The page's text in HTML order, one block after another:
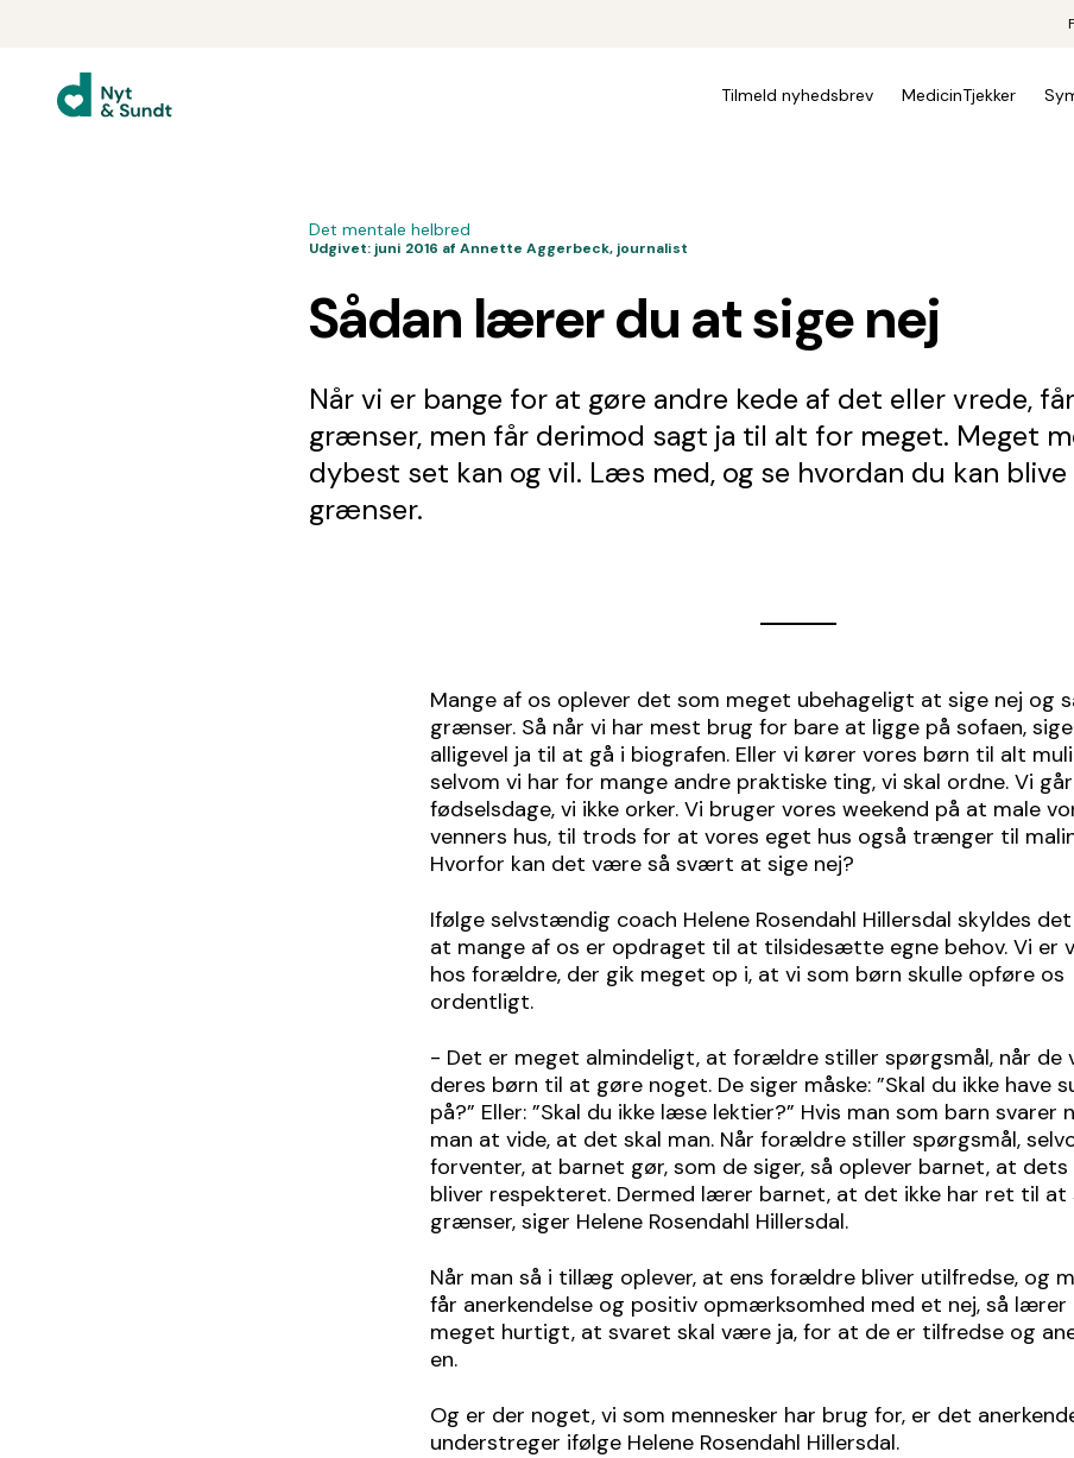
Tilmeld nyhedsbrev MedicinTjekker
Det mentale helbred
Udgivet: juni 2016 af Annette Aggerbeck, journalist
Sådan lærer du at sige nej
Når vi er bange for at gøre andre kede af det eller vrede,
grænser, men får derimod sagt ja til alt for meget. Meget
dybest set kan og vil. Læs med, og se hvordan du kan
grænser.
Mange af os oplever det som meget ubehageligt at sige nej og
grænser. Så når vi har mest brug for bare at ligge på sofaen,
alligevel ja til at gå i biografen. Eller vi kører vores børn til alt
selvom vi har for mange andre praktiske ting, vi skal ordne. Vi
fødselsdage, vi ikke orker. Vi bruger vores weekend på at male
venners hus, til trods for at vores eget hus også trænger til
Hvorfor kan det være så svært at sige nej?
Ifølge selvstændig coach Helene Rosendahl Hillersdal skyldes
at mange af os er opdraget til at tilsidesætte egne behov. Vi er
hos forældre, der gik meget op i, at vi som børn skulle opføre os
ordentligt.
- Det er meget almindeligt, at forældre stiller spørgsmål, når de
deres børn til at gøre noget. De siger måske: ”Skal du ikke have
på?” Eller: ”Skal du ikke læse lektier?” Hvis man som barn svarer
man at vide, at det skal man. Når forældre stiller spørgsmål,
forventer, at barnet gør, som de siger, så oplever barnet, at dets
bliver respekteret. Dermed lærer barnet, at det ikke har ret til
grænser, siger Helene Rosendahl Hillersdal.
Når man så i tillæg oplever, at ens forældre bliver utilfredse, og
får anerkendelse og positiv opmærksomhed med et nej, så lærer
meget hurtigt, at svaret skal være ja, for at de er tilfredse og
en.
Og er der noget, vi som mennesker har brug for, er det
understreger ifølge Helene Rosendahl Hillersdal.